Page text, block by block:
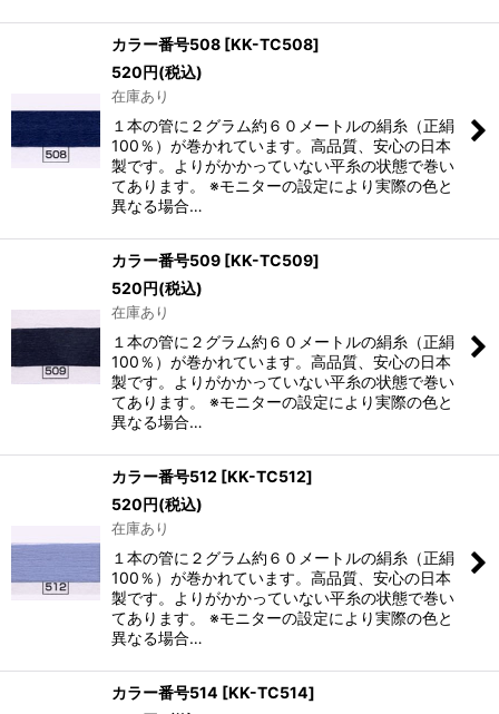
カラー番号508 [KK-TC508]
520円(税込)
在庫あり
１本の管に２グラム約６０メートルの絹糸（正絹
100％）が巻かれています。高品質、安心の日本
製です。よりがかかっていない平糸の状態で巻い
てあります。 ※モニターの設定により実際の色と
異なる場合…
カラー番号509 [KK-TC509]
520円(税込)
在庫あり
１本の管に２グラム約６０メートルの絹糸（正絹
100％）が巻かれています。高品質、安心の日本
製です。よりがかかっていない平糸の状態で巻い
てあります。 ※モニターの設定により実際の色と
異なる場合…
カラー番号512 [KK-TC512]
520円(税込)
在庫あり
１本の管に２グラム約６０メートルの絹糸（正絹
100％）が巻かれています。高品質、安心の日本
製です。よりがかかっていない平糸の状態で巻い
てあります。 ※モニターの設定により実際の色と
異なる場合…
カラー番号514 [KK-TC514]